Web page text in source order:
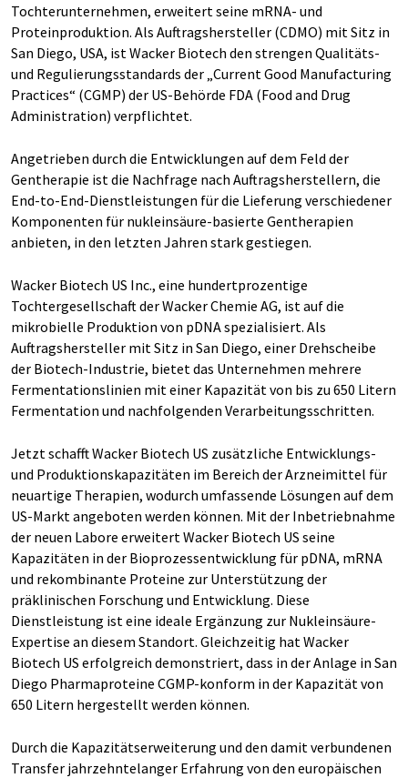
Tochterunternehmen, erweitert seine mRNA- und
Proteinproduktion. Als Auftragshersteller (CDMO) mit Sitz in
San Diego, USA, ist Wacker Biotech den strengen Qualitäts-
und Regulierungsstandards der „Current Good Manufacturing
Practices“ (CGMP) der US-Behörde FDA (Food and Drug
Administration) verpflichtet.
Angetrieben durch die Entwicklungen auf dem Feld der
Gentherapie ist die Nachfrage nach Auftragsherstellern, die
End-to-End-Dienstleistungen für die Lieferung verschiedener
Komponenten für nukleinsäure-basierte Gentherapien
anbieten, in den letzten Jahren stark gestiegen.
Wacker Biotech US Inc., eine hundertprozentige
Tochtergesellschaft der Wacker Chemie AG, ist auf die
mikrobielle Produktion von pDNA spezialisiert. Als
Auftragshersteller mit Sitz in San Diego, einer Drehscheibe
der Biotech-Industrie, bietet das Unternehmen mehrere
Fermentationslinien mit einer Kapazität von bis zu 650 Litern
Fermentation und nachfolgenden Verarbeitungsschritten.
Jetzt schafft Wacker Biotech US zusätzliche Entwicklungs-
und Produktionskapazitäten im Bereich der Arzneimittel für
neuartige Therapien, wodurch umfassende Lösungen auf dem
US-Markt angeboten werden können. Mit der Inbetriebnahme
der neuen Labore erweitert Wacker Biotech US seine
Kapazitäten in der Bioprozessentwicklung für pDNA, mRNA
und rekombinante Proteine zur Unterstützung der
präklinischen Forschung und Entwicklung. Diese
Dienstleistung ist eine ideale Ergänzung zur Nukleinsäure-
Expertise an diesem Standort. Gleichzeitig hat Wacker
Biotech US erfolgreich demonstriert, dass in der Anlage in San
Diego Pharmaproteine CGMP-konform in der Kapazität von
650 Litern hergestellt werden können.
Durch die Kapazitätserweiterung und den damit verbundenen
Transfer jahrzehntelanger Erfahrung von den europäischen